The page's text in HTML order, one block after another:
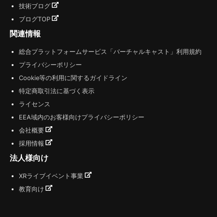
技術ブログ
ブログTOP
関連情報
総合プラットフォームサービス「バーチャルキャスト」利用規約
プライバシーポリシー
Cookie等の利用に関するガイドライン
特定商取引法に基づく表示
ライセンス
EEA域内のお客様向けプライバシーポリシー
会社概要
採用情報
法人様向け
XRライブイベント事業
教育向け